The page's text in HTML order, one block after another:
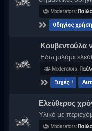
Moderators:
Οδηγίες
Κουβεντούλα
Εδω μιλάμε
Moderators:
Ευχές !
Ελεύθερος
Υλικό με
Moderators: